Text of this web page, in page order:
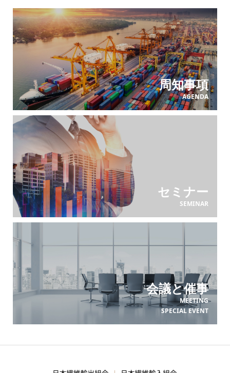
周知事項
AGENDA
セミナー
SEMINAR
会議と催事
MEETING
SPECIAL EVENT